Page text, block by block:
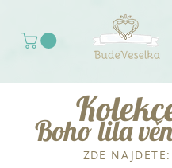
Boho lila
ZDE NAJDETE: